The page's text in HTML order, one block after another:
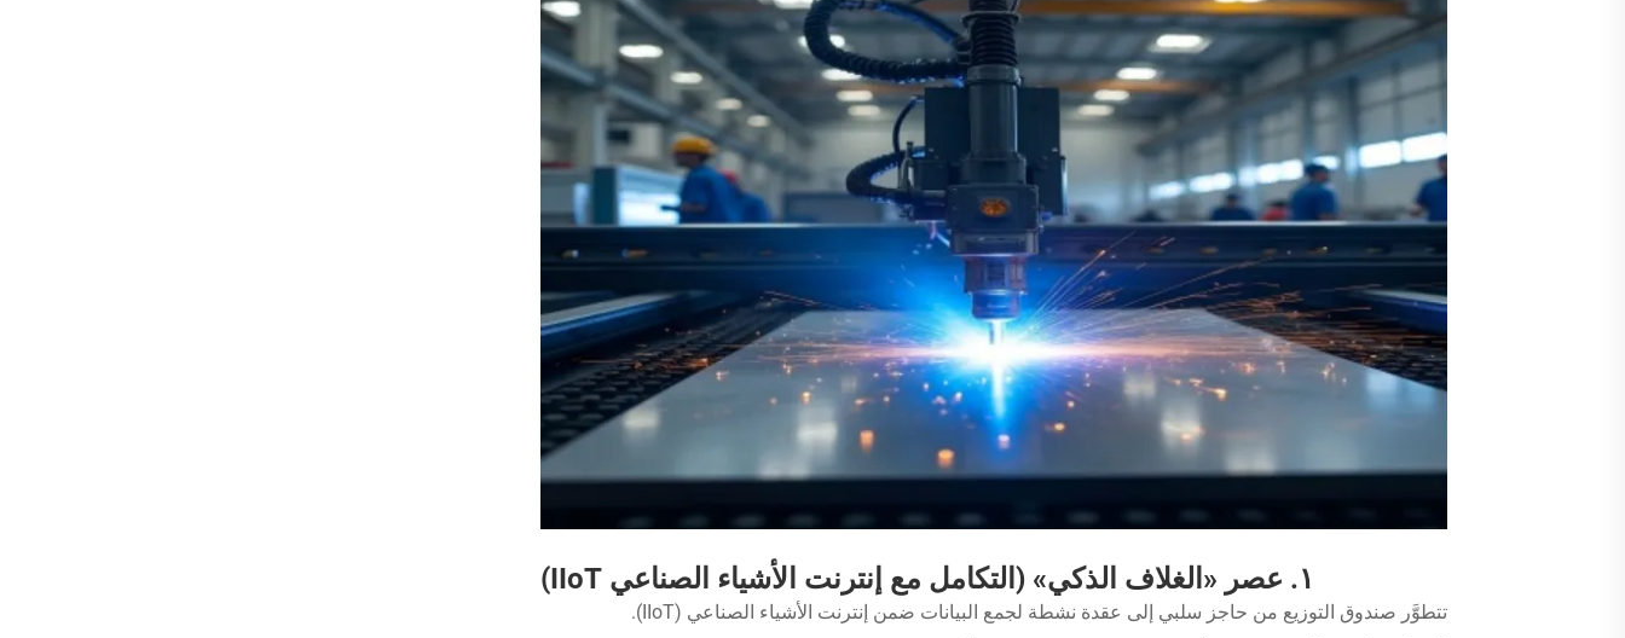
١. عصر «الغلاف الذكي» (التكامل مع إنترنت الأشياء الصناعي IIoT)
تتطوَّر صندوق التوزيع من حاجز سلبي إلى عقدة نشطة لجمع البيانات ضمن إنترنت الأشياء الصناعي (IIoT).